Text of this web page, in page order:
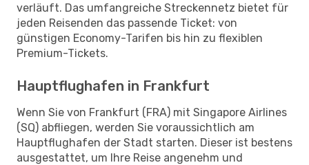
verläuft. Das umfangreiche Streckennetz bietet für
jeden Reisenden das passende Ticket: von
günstigen Economy-Tarifen bis hin zu flexiblen
Premium-Tickets.
Hauptflughafen in Frankfurt
Wenn Sie von Frankfurt (FRA) mit Singapore Airlines
(SQ) abfliegen, werden Sie voraussichtlich am
Hauptflughafen der Stadt starten. Dieser ist bestens
ausgestattet, um Ihre Reise angenehm und